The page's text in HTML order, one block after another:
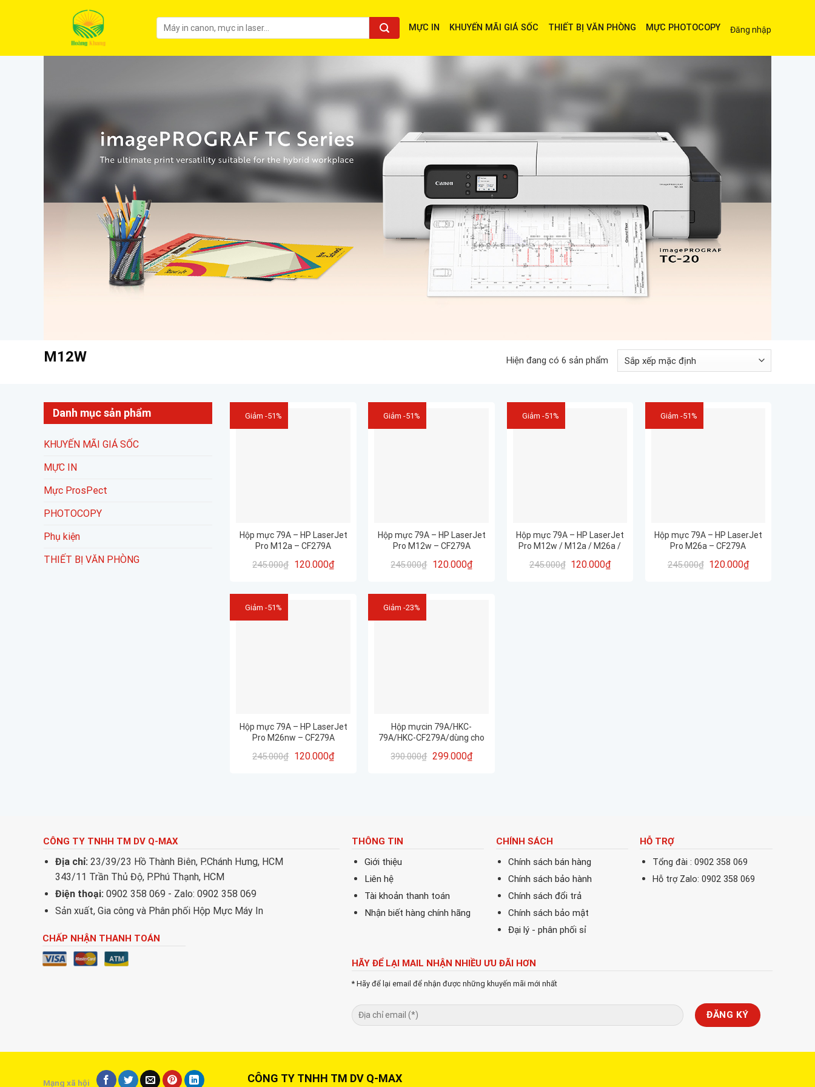
MỰC IN KHUYẾN MÃI GIÁ SỐC THIẾT BỊ VĂN PHÒNG MỰC PHOTOCOPY Đăng nhập
M12W Hiện đang có 6 sản phẩm
Danh mục sản phẩm
KHUYẾN MÃI GIÁ SỐC
MỰC IN
Mực ProsPect
PHOTOCOPY
Phụ kiện
THIẾT BỊ VĂN PHÒNG
Giảm -51%
Hộp mực 79A – HP LaserJet
Pro M12a – CF279A
245.000₫ 120.000₫
Giảm -51%
Hộp mực 79A – HP LaserJet
Pro M12w – CF279A
245.000₫ 120.000₫
Giảm -51%
Hộp mực 79A – HP LaserJet
Pro M12w / M12a / M26a /
245.000₫ 120.000₫
Giảm -51%
Hộp mực 79A – HP LaserJet
Pro M26a – CF279A
245.000₫ 120.000₫
Giảm -51%
Hộp mực 79A – HP LaserJet
Pro M26nw – CF279A
245.000₫ 120.000₫
Giảm -23%
Hộp mựcin 79A/HKC-
79A/HKC-CF279A/dùng cho
M12A, M12W, M26a, M26nw
390.000₫ 299.000₫
CÔNG TY TNHH TM DV Q-MAX
Địa chỉ: 23/39/23 Hồ Thành Biên, P.Chánh Hưng, HCM
343/11 Trần Thủ Độ, P.Phú Thạnh, HCM
Điện thoại: 0902 358 069 - Zalo: 0902 358 069
Sản xuất, Gia công và Phân phối Hộp Mực Máy In
CHẤP NHẬN THANH TOÁN
THÔNG TIN
Giới thiệu
Liên hệ
Tài khoản thanh toán
Nhận biết hàng chính hãng
CHÍNH SÁCH
Chính sách bán hàng
Chính sách bảo hành
Chính sách đổi trả
Chính sách bảo mật
Đại lý - phân phối sỉ
HỖ TRỢ
Tổng đài : 0902 358 069
Hỗ trợ Zalo: 0902 358 069
HÃY ĐỂ LẠI MAIL NHẬN NHIỀU ƯU ĐÃI HƠN
* Hãy để lại email để nhận được những khuyến mãi mới nhất
Mạng xã hội CÔNG TY TNHH TM DV Q-MAX